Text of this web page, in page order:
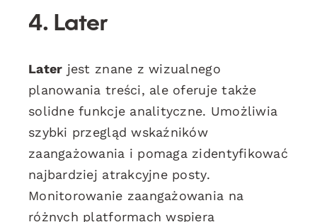
4. Later
Later jest znane z wizualnego
planowania treści, ale oferuje także
solidne funkcje analityczne. Umożliwia
szybki przegląd wskaźników
zaangażowania i pomaga zidentyfikować
najbardziej atrakcyjne posty.
Monitorowanie zaangażowania na
różnych platformach wspiera